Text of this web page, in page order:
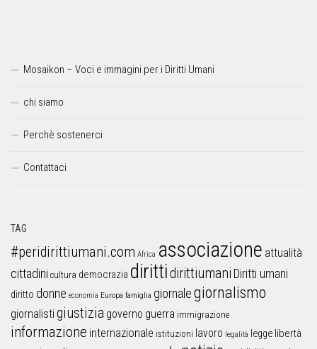
Mosaikon – Voci e immagini per i Diritti Umani
chi siamo
Perchè sostenerci
Contattaci
TAG
#peridirittiumani.com Africa associazione attualità
cittadini cultura democrazia dirittidirittiumani Diritti umani
diritto donne economia Europa famiglia giornalegiornalismo
giornalistigiustizia governo guerra immigrazione
informazione internazionale istituzioni lavoro legalità legge libertà